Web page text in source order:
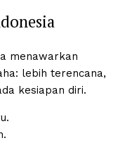
menawarkan
lebih terencana,
kesiapan diri.